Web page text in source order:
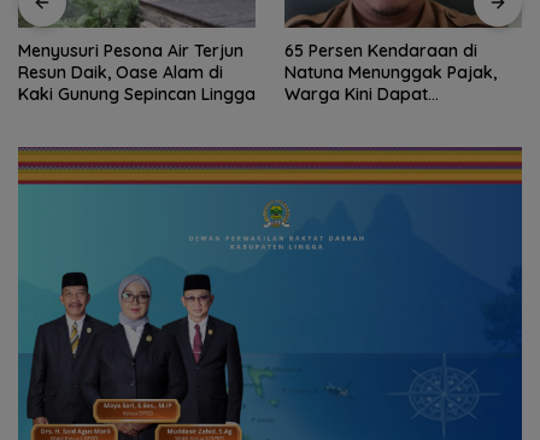
Menyusuri Pesona Air Terjun
Resun Daik, Oase Alam di
Kaki Gunung Sepincan Lingga
65 Persen Kendaraan di
Natuna Menunggak Pajak,
Warga Kini Dapat